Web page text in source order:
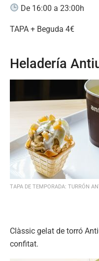
De 16:00 a 23:00h
TAPA + Beguda 4€
Heladería
TAPA DE TEMPORADA: TURRÓN
Clàssic gelat de torró
confitat.